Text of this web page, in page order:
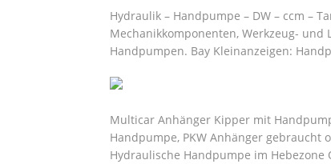
Hydraulik – Handpumpe – DW – ccm –
Mechanikkomponenten, Werkzeug-
Handpumpen. Bay Kleinanzeigen:
Multicar Anhänger Kipper mit
Handpumpe, PKW Anhänger
Hydraulische Handpumpe im